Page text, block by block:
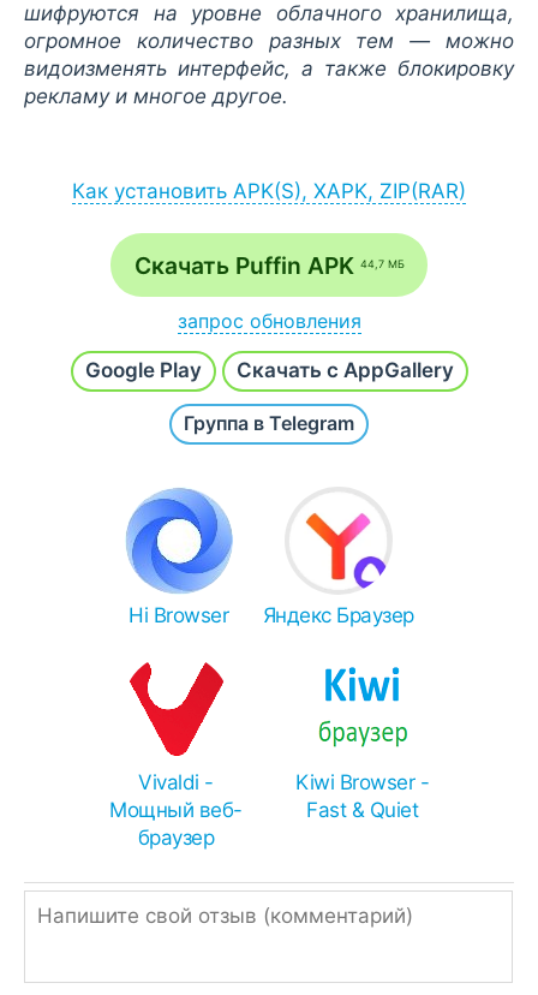
шифруются на уровне облачного хранилища,
огромное количество разных тем — можно
видоизменять интерфейс, а также блокировку
рекламу и многое другое.
Как установить APK(S), XAPK, ZIP(RAR)
после загрузки APK-файла запустите его
через браузер (Меню - Загрузки) или
если на экране появится сообщение
разрешить установку из неизвестных
источников, согласитесь;
после инсталляции откройте приложение /
списка всех программ.
Для инсталляции APKS или XAPK:
Total Commander
- APK, APKS, XAPK, ZIP,
- APK(S).
Чем распаковать zip или rar:
Иногда браузеры ошибочно переименовывают
APK в ZIP, поэтому просто измените
расширение.
Однако, если ссылка подписана, как ZIP или
RAR, значит архив нужно распаковать
Commander.
Скачать Puffin APK 44,7 МБ
запрос обновления
НапишитеХочу новую версиюи наш робот в
течение часа проверит и добавит последнюю
сборку.
Google Play Скачать с AppGallery
Группа в Telegram
Hi Browser Яндекс Браузер
Vivaldi -
Мощный веб-
браузер
Kiwi Browser -
Fast & Quiet